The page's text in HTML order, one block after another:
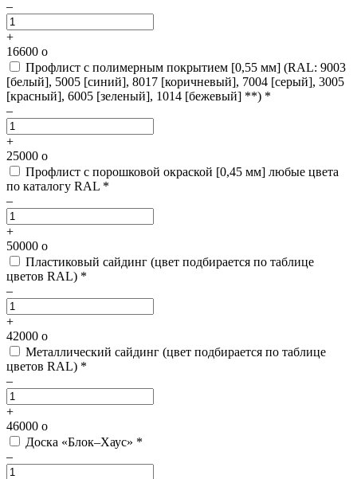
–
+
16600 o
Профлист с полимерным покрытием [0,55 мм] (RAL: 9003
[белый], 5005 [синий], 8017 [коричневый], 7004 [серый], 3005
[красный], 6005 [зеленый], 1014 [бежевый] **) *
–
+
25000 o
Профлист с порошковой окраской [0,45 мм] любые цвета
по каталогу RAL *
–
+
50000 o
Пластиковый сайдинг (цвет подбирается по таблице
цветов RAL) *
–
+
42000 o
Металлический сайдинг (цвет подбирается по таблице
цветов RAL) *
–
+
46000 o
Доска «Блок–Хаус» *
–